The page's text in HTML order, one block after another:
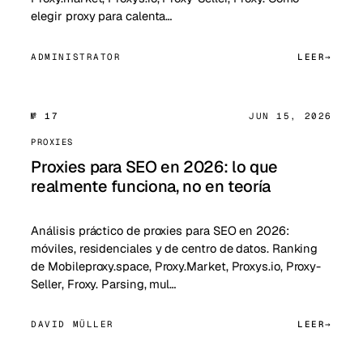
elegir proxy para calenta…
ADMINISTRATOR LEER
№ 17 JUN 15, 2026
PROXIES
Proxies para SEO en 2026: lo que
realmente funciona, no en teoría
Análisis práctico de proxies para SEO en 2026:
móviles, residenciales y de centro de datos. Ranking
de Mobileproxy.space, Proxy.Market, Proxys.io, Proxy-
Seller, Froxy. Parsing, mul…
DAVID MÜLLER LEER